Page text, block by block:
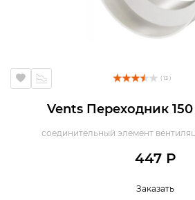
( 13 )
Vents Переходник
соединительный элемент
447 Р
Заказать